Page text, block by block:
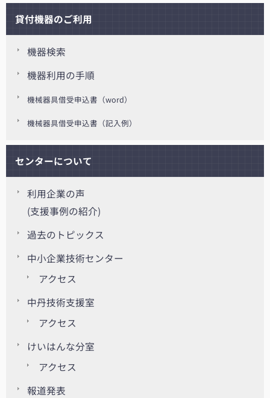
貸付機器のご利用
機器検索
機器利用の手順
機械器具借受申込書（word）
機械器具借受申込書（記入例）
センターについて
利用企業の声
(支援事例の紹介)
過去のトピックス
中小企業技術センター
アクセス
中丹技術支援室
アクセス
けいはんな分室
アクセス
報道発表